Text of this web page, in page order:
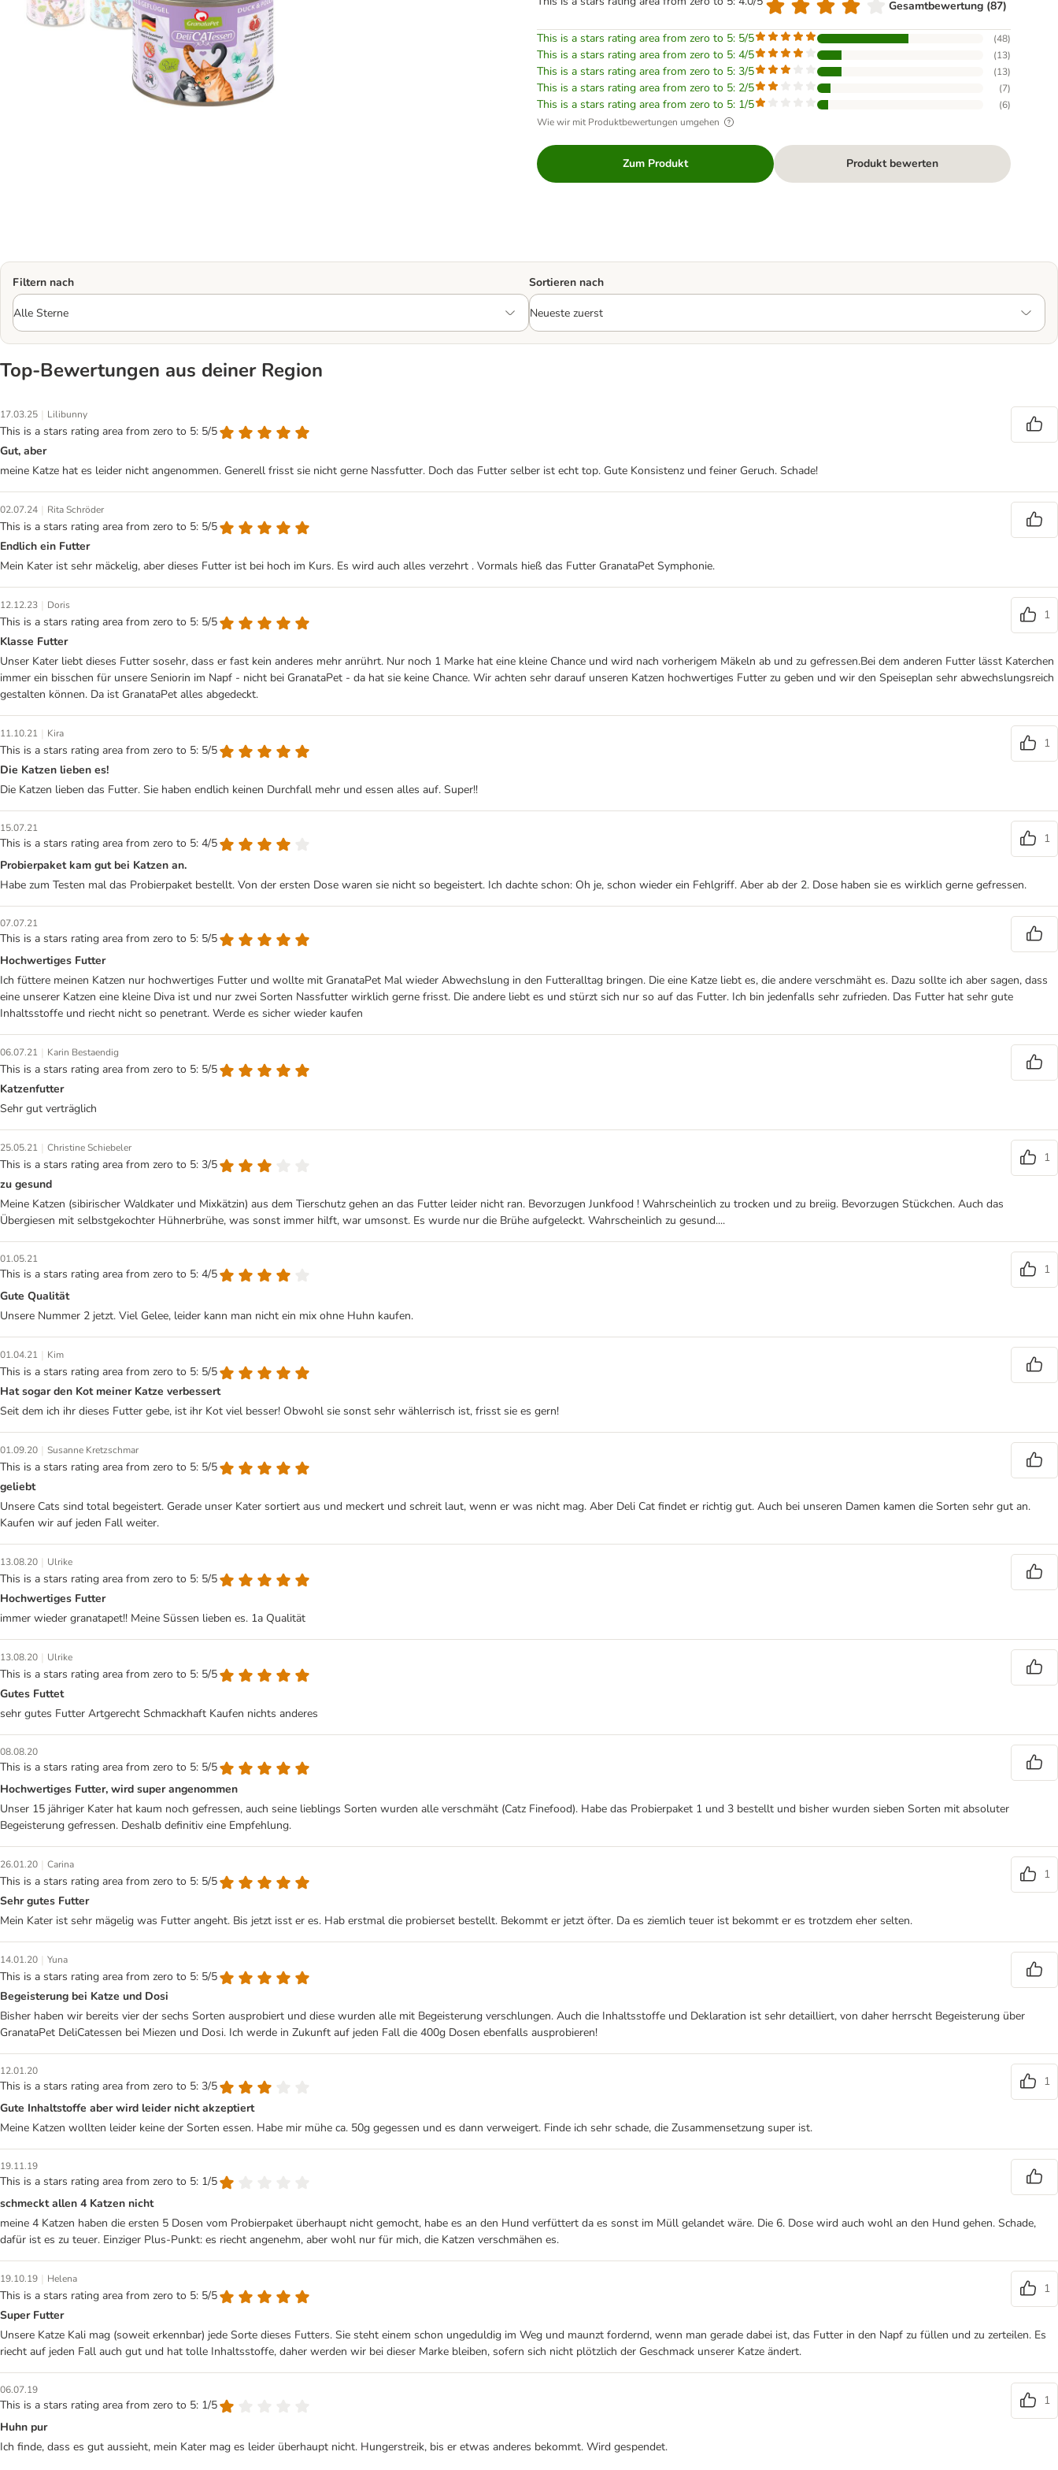
Gesamtbewertung (87)
This is a stars rating area from zero to 5: 5/5 (48)
This is a stars rating area from zero to 5: 4/5 (13)
This is a stars rating area from zero to 5: 3/5 (13)
This is a stars rating area from zero to 5: 2/5 (7)
This is a stars rating area from zero to 5: 1/5 (6)
Wie wir mit Produktbewertungen umgehen
Zum Produkt Produkt bewerten
Filtern nach Sortieren nach
Top‑Bewertungen aus deiner Region
17.03.25 | Lilibunny
This is a stars rating area from zero to 5: 5/5
Gut, aber
meine Katze hat es leider nicht angenommen. Generell frisst sie nicht gerne Nassfutter. Doch das Futter selber ist echt top. Gute Konsistenz und feiner Geruch. Schade!
02.07.24 | Rita Schröder
This is a stars rating area from zero to 5: 5/5
Endlich ein Futter
Mein Kater ist sehr mäckelig, aber dieses Futter ist bei hoch im Kurs. Es wird auch alles verzehrt . Vormals hieß das Futter GranataPet Symphonie.
12.12.23 | Doris
This is a stars rating area from zero to 5: 5/5
1
Klasse Futter
Unser Kater liebt dieses Futter sosehr, dass er fast kein anderes mehr anrührt. Nur noch 1 Marke hat eine kleine Chance und wird nach vorherigem Mäkeln ab und zu gefressen.Bei dem anderen Futter lässt Katerchen
immer ein bisschen für unsere Seniorin im Napf - nicht bei GranataPet - da hat sie keine Chance. Wir achten sehr darauf unseren Katzen hochwertiges Futter zu geben und wir den Speiseplan sehr abwechslungsreich
gestalten können. Da ist GranataPet alles abgedeckt.
11.10.21 | Kira
This is a stars rating area from zero to 5: 5/5
1
Die Katzen lieben es!
Die Katzen lieben das Futter. Sie haben endlich keinen Durchfall mehr und essen alles auf. Super!!
15.07.21
This is a stars rating area from zero to 5: 4/5
1
Probierpaket kam gut bei Katzen an.
Habe zum Testen mal das Probierpaket bestellt. Von der ersten Dose waren sie nicht so begeistert. Ich dachte schon: Oh je, schon wieder ein Fehlgriff. Aber ab der 2. Dose haben sie es wirklich gerne gefressen.
07.07.21
This is a stars rating area from zero to 5: 5/5
Hochwertiges Futter
Ich füttere meinen Katzen nur hochwertiges Futter und wollte mit GranataPet Mal wieder Abwechslung in den Futteralltag bringen. Die eine Katze liebt es, die andere verschmäht es. Dazu sollte ich aber sagen, dass
eine unserer Katzen eine kleine Diva ist und nur zwei Sorten Nassfutter wirklich gerne frisst. Die andere liebt es und stürzt sich nur so auf das Futter. Ich bin jedenfalls sehr zufrieden. Das Futter hat sehr gute
Inhaltsstoffe und riecht nicht so penetrant. Werde es sicher wieder kaufen
06.07.21 | Karin Bestaendig
This is a stars rating area from zero to 5: 5/5
Katzenfutter
Sehr gut verträglich
25.05.21 | Christine Schiebeler
This is a stars rating area from zero to 5: 3/5
1
zu gesund
Meine Katzen (sibirischer Waldkater und Mixkätzin) aus dem Tierschutz gehen an das Futter leider nicht ran. Bevorzugen Junkfood ! Wahrscheinlich zu trocken und zu breiig. Bevorzugen Stückchen. Auch das
Übergiesen mit selbstgekochter Hühnerbrühe, was sonst immer hilft, war umsonst. Es wurde nur die Brühe aufgeleckt. Wahrscheinlich zu gesund....
01.05.21
This is a stars rating area from zero to 5: 4/5
1
Gute Qualität
Unsere Nummer 2 jetzt. Viel Gelee, leider kann man nicht ein mix ohne Huhn kaufen.
01.04.21 | Kim
This is a stars rating area from zero to 5: 5/5
Hat sogar den Kot meiner Katze verbessert
Seit dem ich ihr dieses Futter gebe, ist ihr Kot viel besser! Obwohl sie sonst sehr wählerrisch ist, frisst sie es gern!
01.09.20 | Susanne Kretzschmar
This is a stars rating area from zero to 5: 5/5
geliebt
Unsere Cats sind total begeistert. Gerade unser Kater sortiert aus und meckert und schreit laut, wenn er was nicht mag. Aber Deli Cat findet er richtig gut. Auch bei unseren Damen kamen die Sorten sehr gut an.
Kaufen wir auf jeden Fall weiter.
13.08.20 | Ulrike
This is a stars rating area from zero to 5: 5/5
Hochwertiges Futter
immer wieder granatapet!! Meine Süssen lieben es. 1a Qualität
13.08.20 | Ulrike
This is a stars rating area from zero to 5: 5/5
Gutes Futtet
sehr gutes Futter Artgerecht Schmackhaft Kaufen nichts anderes
08.08.20
This is a stars rating area from zero to 5: 5/5
Hochwertiges Futter, wird super angenommen
Unser 15 jähriger Kater hat kaum noch gefressen, auch seine lieblings Sorten wurden alle verschmäht (Catz Finefood). Habe das Probierpaket 1 und 3 bestellt und bisher wurden sieben Sorten mit absoluter
Begeisterung gefressen. Deshalb definitiv eine Empfehlung.
26.01.20 | Carina
This is a stars rating area from zero to 5: 5/5
1
Sehr gutes Futter
Mein Kater ist sehr mägelig was Futter angeht. Bis jetzt isst er es. Hab erstmal die probierset bestellt. Bekommt er jetzt öfter. Da es ziemlich teuer ist bekommt er es trotzdem eher selten.
14.01.20 | Yuna
This is a stars rating area from zero to 5: 5/5
Begeisterung bei Katze und Dosi
Bisher haben wir bereits vier der sechs Sorten ausprobiert und diese wurden alle mit Begeisterung verschlungen. Auch die Inhaltsstoffe und Deklaration ist sehr detailliert, von daher herrscht Begeisterung über
GranataPet DeliCatessen bei Miezen und Dosi. Ich werde in Zukunft auf jeden Fall die 400g Dosen ebenfalls ausprobieren!
12.01.20
This is a stars rating area from zero to 5: 3/5
1
Gute Inhaltstoffe aber wird leider nicht akzeptiert
Meine Katzen wollten leider keine der Sorten essen. Habe mir mühe ca. 50g gegessen und es dann verweigert. Finde ich sehr schade, die Zusammensetzung super ist.
19.11.19
This is a stars rating area from zero to 5: 1/5
schmeckt allen 4 Katzen nicht
meine 4 Katzen haben die ersten 5 Dosen vom Probierpaket überhaupt nicht gemocht, habe es an den Hund verfüttert da es sonst im Müll gelandet wäre. Die 6. Dose wird auch wohl an den Hund gehen. Schade,
dafür ist es zu teuer. Einziger Plus-Punkt: es riecht angenehm, aber wohl nur für mich, die Katzen verschmähen es.
19.10.19 | Helena
This is a stars rating area from zero to 5: 5/5
1
Super Futter
Unsere Katze Kali mag (soweit erkennbar) jede Sorte dieses Futters. Sie steht einem schon ungeduldig im Weg und maunzt fordernd, wenn man gerade dabei ist, das Futter in den Napf zu füllen und zu zerteilen. Es
riecht auf jeden Fall auch gut und hat tolle Inhaltsstoffe, daher werden wir bei dieser Marke bleiben, sofern sich nicht plötzlich der Geschmack unserer Katze ändert.
06.07.19
This is a stars rating area from zero to 5: 1/5
1
Huhn pur
Ich finde, dass es gut aussieht, mein Kater mag es leider überhaupt nicht. Hungerstreik, bis er etwas anderes bekommt. Wird gespendet.